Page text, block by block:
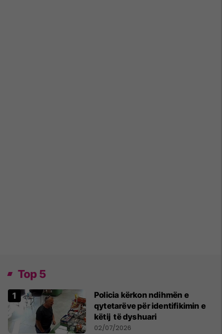
Top 5
Policia kërkon ndihmën e
qytetarëve për identifikimin e
këtij të dyshuari
02/07/2026